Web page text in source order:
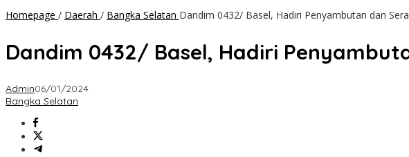
Homepage / Daerah / Bangka Selatan Dandim 0432/ Basel, Hadiri Penyambutan dan
Dandim 0432/ Basel, Hadiri
Admin06/01/2024
Bangka Selatan